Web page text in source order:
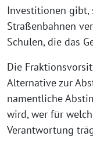
Investitionen
Straßenbahnen
Schulen, die das
Die
Alternative zur
namentliche
wird, wer für
Verantwortung